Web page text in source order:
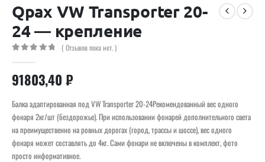
Qpax VW Transporter 20-
24 — крепление
( Отзывов пока нет. )
91803,40 ₽
Балка адаптированная под VW Transporter 20-24Рекомендованный вес одного
фонаря 2кг/шт (бездорожье). При использовании фонарей дополнительного света
на преимущественно на ровных дорогах (город, трассы и шоссе), вес одного
фонаря может составлять до 4кг. Сами фонари не включены в комплект, фото
просто информативное.